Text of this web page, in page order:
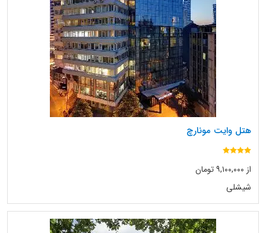
هتل وایت مونارچ
از ۹,۱۰۰,۰۰۰ تومان
شیشلی